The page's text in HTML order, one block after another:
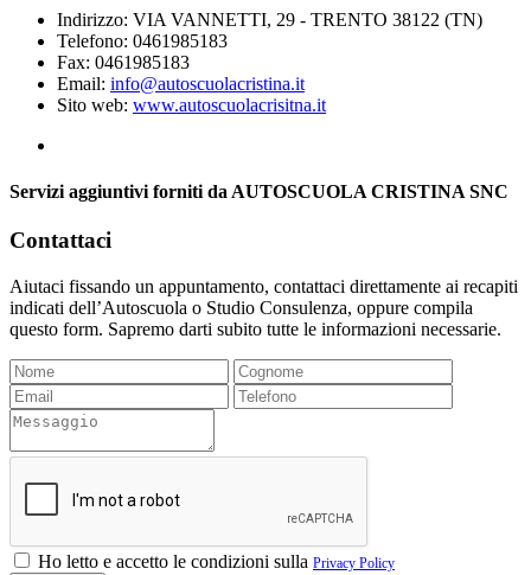
Indirizzo: VIA VANNETTI, 29 - TRENTO 38122 (TN)
Telefono: 0461985183
Fax: 0461985183
Email: info@autoscuolacristina.it
Sito web: www.autoscuolacrisitna.it
Servizi aggiuntivi forniti da AUTOSCUOLA CRISTINA SNC
Contattaci
Aiutaci fissando un appuntamento, contattaci direttamente ai recapiti
indicati dell’Autoscuola o Studio Consulenza, oppure compila
questo form. Sapremo darti subito tutte le informazioni necessarie.
Ho letto e accetto le condizioni sulla Privacy Policy